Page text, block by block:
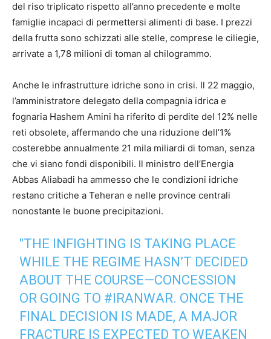
del riso triplicato rispetto all’anno precedente e molte
famiglie incapaci di permettersi alimenti di base. I prezzi
della frutta sono schizzati alle stelle, comprese le ciliegie,
arrivate a 1,78 milioni di toman al chilogrammo.
Anche le infrastrutture idriche sono in crisi. Il 22 maggio,
l’amministratore delegato della compagnia idrica e
fognaria Hashem Amini ha riferito di perdite del 12% nelle
reti obsolete, affermando che una riduzione dell’1%
costerebbe annualmente 21 mila miliardi di toman, senza
che vi siano fondi disponibili. Il ministro dell’Energia
Abbas Aliabadi ha ammesso che le condizioni idriche
restano critiche a Teheran e nelle province centrali
nonostante le buone precipitazioni.
"THE INFIGHTING IS TAKING PLACE
WHILE THE REGIME HASN’T DECIDED
ABOUT THE COURSE—CONCESSION
OR GOING TO #IRANWAR‌. ONCE THE
FINAL DECISION IS MADE, A MAJOR
FRACTURE IS EXPECTED TO WEAKEN